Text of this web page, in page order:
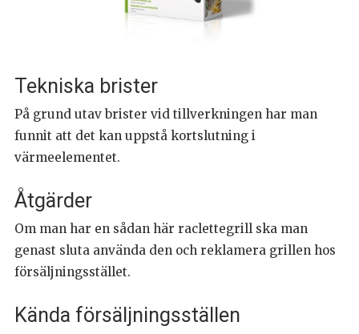
Tekniska brister
På grund utav brister vid tillverkningen har man
funnit att det kan uppstå kortslutning i
värmeelementet.
Åtgärder
Om man har en sådan här raclettegrill ska man
genast sluta använda den och reklamera grillen hos
försäljningsstället.
Kända försäljningsställen